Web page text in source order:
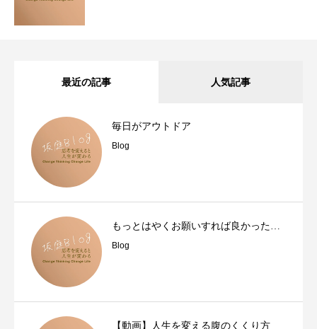
最近の記事 人気記事
毎日がアウトドア
Blog
もっとはやくお願いすれば良かった…
Blog
【動画】人生を変える腹のくくり方